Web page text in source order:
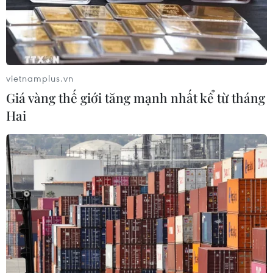
Hỗ trợ phụ nữ tỉnh miền núi, biên
giới khởi nghiệp gắn với khoa học
công nghệ
05/08/2026 09:39
Lần đầu tiên vinh danh doanh
nghiệp kiến tạo đất nước tại Better
Choice Awards
05/08/2026 09:30
VNPT-VRG và cái “bắt tay” chiến
lược của để xây mô hình khu công
nghiệp công nghệ số
05/08/2026 02:59
vietnamplus.vn
Giá vàng thế giới tăng mạnh nhất kể từ tháng
Hai